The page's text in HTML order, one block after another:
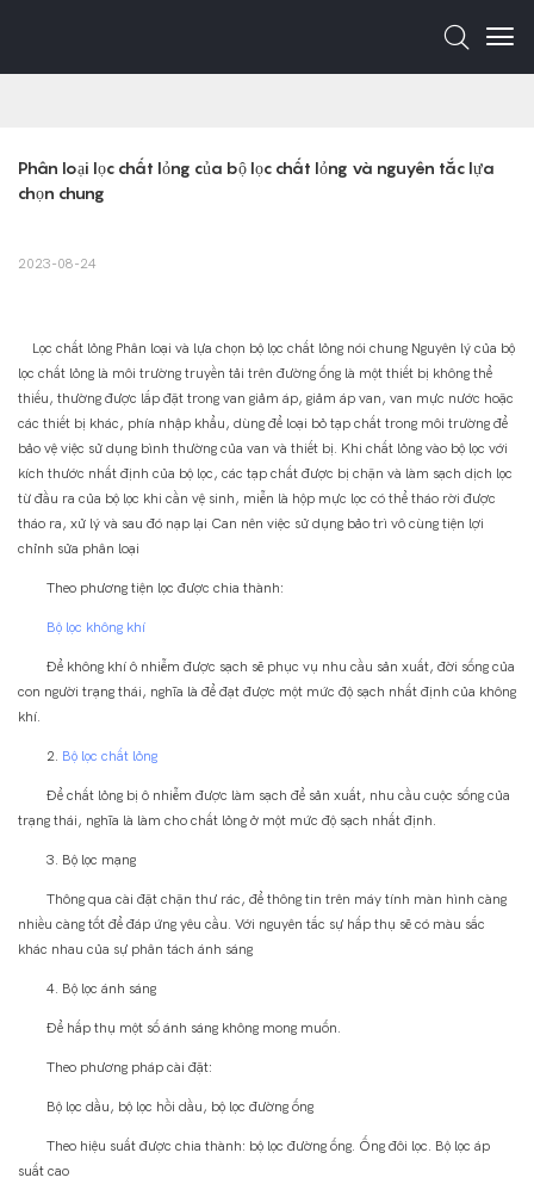
Phân loại lọc chất lỏng của bộ lọc chất lỏng và nguyên tắc lựa
chọn chung
2023-08-24
Lọc chất lỏng Phân loại và lựa chọn bộ lọc chất lỏng nói chung Nguyên lý của bộ
lọc chất lỏng là môi trường truyền tải trên đường ống là một thiết bị không thể
thiếu, thường được lắp đặt trong van giảm áp, giảm áp van, van mực nước hoặc
các thiết bị khác, phía nhập khẩu, dùng để loại bỏ tạp chất trong môi trường để
bảo vệ việc sử dụng bình thường của van và thiết bị. Khi chất lỏng vào bộ lọc với
kích thước nhất định của bộ lọc, các tạp chất được bị chặn và làm sạch dịch lọc
từ đầu ra của bộ lọc khi cần vệ sinh, miễn là hộp mực lọc có thể tháo rời được
tháo ra, xử lý và sau đó nạp lại Can nên việc sử dụng bảo trì vô cùng tiện lợi
chỉnh sửa phân loại
Theo phương tiện lọc được chia thành:
Bộ lọc không khí
Để không khí ô nhiễm được sạch sẽ phục vụ nhu cầu sản xuất, đời sống của
con người trạng thái, nghĩa là để đạt được một mức độ sạch nhất định của không
khí.
2. Bộ lọc chất lỏng
Để chất lỏng bị ô nhiễm được làm sạch để sản xuất, nhu cầu cuộc sống của
trạng thái, nghĩa là làm cho chất lỏng ở một mức độ sạch nhất định.
3. Bộ lọc mạng
Thông qua cài đặt chặn thư rác, để thông tin trên máy tính màn hình càng
nhiều càng tốt để đáp ứng yêu cầu. Với nguyên tắc sự hấp thụ sẽ có màu sắc
khác nhau của sự phân tách ánh sáng
4. Bộ lọc ánh sáng
Để hấp thụ một số ánh sáng không mong muốn.
Theo phương pháp cài đặt:
Bộ lọc dầu, bộ lọc hồi dầu, bộ lọc đường ống
Theo hiệu suất được chia thành: bộ lọc đường ống. Ống đôi lọc. Bộ lọc áp
suất cao